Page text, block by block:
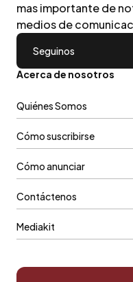
mas importante de
medios de
Seguinos
Acerca de nosotros
Quiénes Somos
Cómo suscribirse
Cómo anunciar
Contáctenos
Mediakit